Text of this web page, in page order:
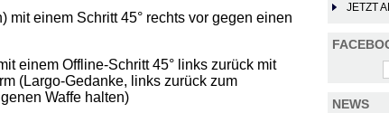
mit einem Schritt 45° rechts vor gegen einen
einem Offline-Schritt 45° links zurück mit
(Largo-Gedanke, links zurück zum
Waffe halten)
JETZT
NEWS